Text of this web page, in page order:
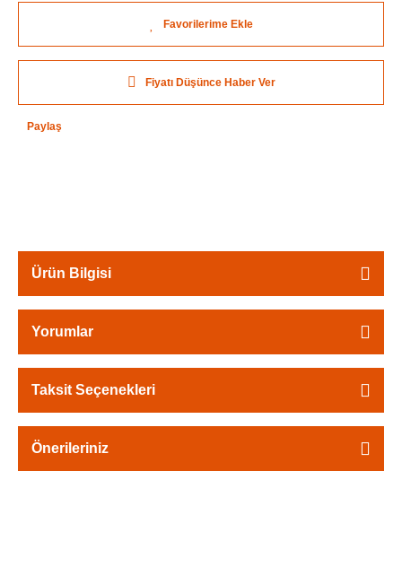
Fiyatı Düşünce Haber Ver
Paylaş
Ürün Bilgisi
Yorumlar
Taksit Seçenekleri
Önerileriniz